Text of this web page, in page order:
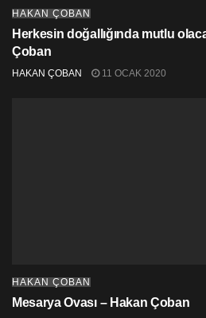
HAKAN ÇOBAN
Herkesin doğallığında mutlu
Çoban
HAKAN ÇOBAN 11 OCAK 2020
HAKAN ÇOBAN
Mesarya Ovası – Hakan Çoban